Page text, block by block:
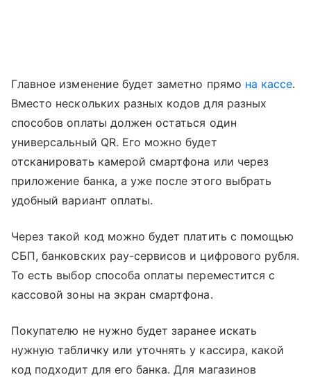
Главное изменение будет заметно прямо на кассе.
Вместо нескольких разных кодов для разных
способов оплаты должен остаться один
универсальный QR. Его можно будет
отсканировать камерой смартфона или через
приложение банка, а уже после этого выбрать
удобный вариант оплаты.
Через такой код можно будет платить с помощью
СБП, банковских pay-сервисов и цифрового рубля.
То есть выбор способа оплаты переместится с
кассовой зоны на экран смартфона.
Покупателю не нужно будет заранее искать
нужную табличку или уточнять у кассира, какой
код подходит для его банка. Для магазинов